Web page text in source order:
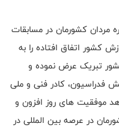
مردان کشورمان در مسابقات
کشور اتفاق افتاده را به
تبریک عرض نموده و
کادر فنی و ملی
موفقیت های روز افزون و
در عرصه بین المللی در